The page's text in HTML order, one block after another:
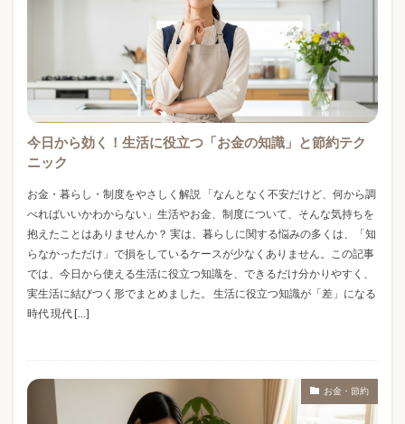
今日から効く！生活に役立つ「お金の知識」と節約テク
ニック
お金・暮らし・制度をやさしく解説 「なんとなく不安だけど、何から調
べればいいかわからない」生活やお金、制度について、そんな気持ちを
抱えたことはありませんか？ 実は、暮らしに関する悩みの多くは、「知
らなかっただけ」で損をしているケースが少なくありません。この記事
では、今日から使える生活に役立つ知識を、できるだけ分かりやすく、
実生活に結びつく形でまとめました。 生活に役立つ知識が「差」になる
時代 現代 […]
お金・節約
ブレインスリープマットレス
ブレインスリープリカバリーウェア
ブレインスリープ効果
ブレインスリープ口コミ
ブレインスリープ怪しい
ブレインスリープ評判
プレゼント
プレゼント選び方
プロパンガス
プロパンガス料金
ヘルシー料理
ベネクス
ペットの生涯費用
ペットの病気
ペットの飼い方
ペット医療費
ペット年間費用
ペット月額費用
ペット見守りカメラ
ペット費用
ペット飼う前に
ペット飼育
ホワイトデー2026
ホワイトデーおすすめ
ホワイトデーお返し
ホワイトデーギフト
ホワイトデープレゼント